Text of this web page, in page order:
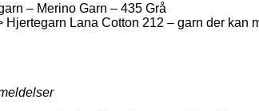
– Merino Garn – 435 Grå
Hjertegarn Lana Cotton 212 – garn der kan